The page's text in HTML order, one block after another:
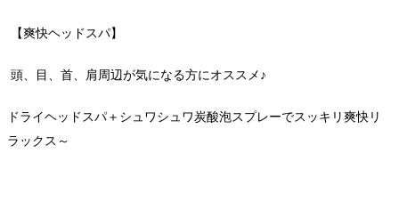
【爽快ヘッドスパ】
頭、目、首、肩周辺が気になる方にオススメ♪
ドライヘッドスパ＋シュワシュワ炭酸泡スプレーでスッキリ爽快リ
ラックス～